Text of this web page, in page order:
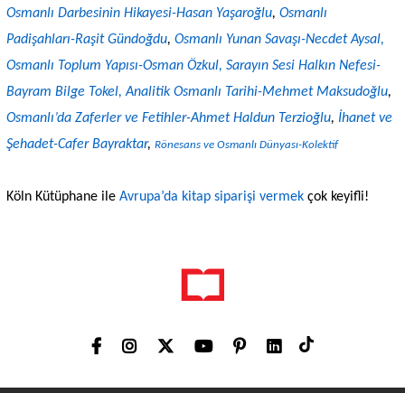
Osmanlı Darbesinin Hikayesi-Hasan Yaşaroğlu, Osmanlı
Padişahları-Raşit Gündoğdu, Osmanlı Yunan Savaşı-Necdet Aysal,
Osmanlı Toplum Yapısı-Osman Özkul, Sarayın Sesi Halkın Nefesi-
Bayram Bilge Tokel, Analitik Osmanlı Tarihi-Mehmet Maksudoğlu,
Osmanlı’da Zaferler ve Fetihler-Ahmet Haldun Terzioğlu, İhanet ve
Şehadet-Cafer Bayraktar, Rönesans ve Osmanlı Dünyası-Kolektif
Köln Kütüphane ile Avrupa’da kitap siparişi vermekçok keyifli!